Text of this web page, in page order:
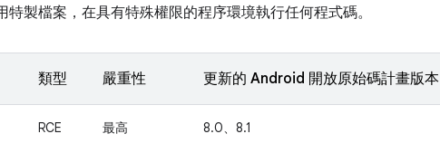
製檔案，在具有特殊權限的程序環境執行任何程式碼。
類型 嚴重性 更新的 Android 開放原始碼計畫版本
RCE 最高 8.0、8.1